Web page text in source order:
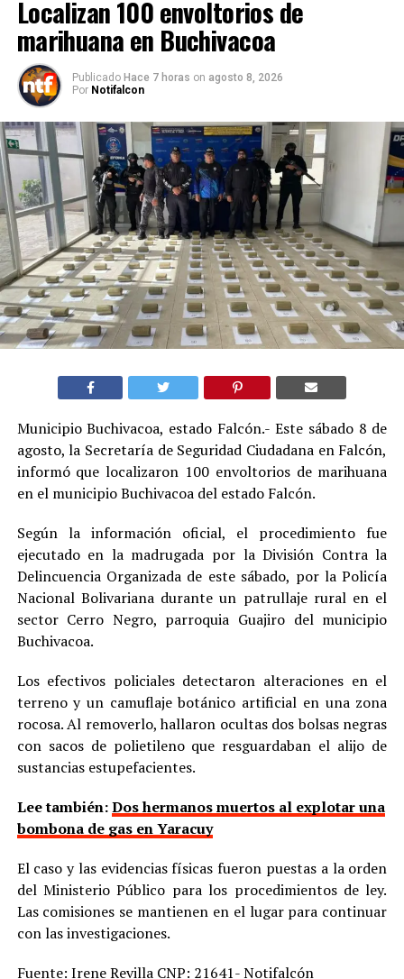
Localizan 100 envoltorios de
marihuana en Buchivacoa
Publicado Hace 7 horas on agosto 8, 2026
Por Notifalcon
Municipio Buchivacoa, estado Falcón.- Este sábado 8 de
agosto, la Secretaría de Seguridad Ciudadana en Falcón,
informó que localizaron 100 envoltorios de marihuana
en el municipio Buchivacoa del estado Falcón.
Según la información oficial, el procedimiento fue
ejecutado en la madrugada por la División Contra la
Delincuencia Organizada de este sábado, por la Policía
Nacional Bolivariana durante un patrullaje rural en el
sector Cerro Negro, parroquia Guajiro del municipio
Buchivacoa.
Los efectivos policiales detectaron alteraciones en el
terreno y un camuflaje botánico artificial en una zona
rocosa. Al removerlo, hallaron ocultas dos bolsas negras
con sacos de polietileno que resguardaban el alijo de
sustancias estupefacientes.
Lee también:Dos hermanos muertos al explotar una
bombona de gas en Yaracuy
El caso y las evidencias físicas fueron puestas a la orden
del Ministerio Público para los procedimientos de ley.
Las comisiones se mantienen en el lugar para continuar
con las investigaciones.
Fuente: Irene Revilla CNP: 21641- Notifalcón